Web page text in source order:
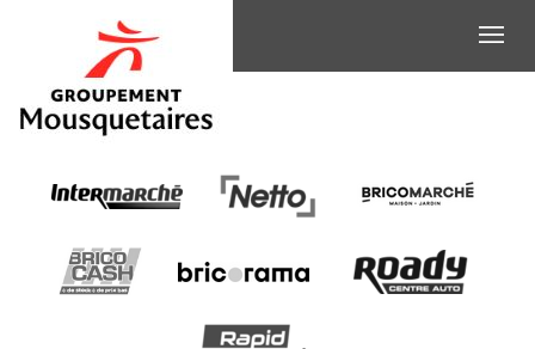
INTERMARCHE
EMPLOYE
COMMERCIAL